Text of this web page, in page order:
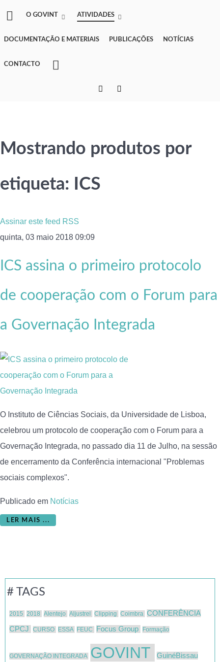
O GOVINT ATIVIDADES
DOCUMENTAÇÃO E MATERIAIS PUBLICAÇÕES NOTÍCIAS
CONTACTO
Mostrando produtos por
etiqueta: ICS
Assinar este feed RSS
quinta, 03 maio 2018 09:09
ICS assina o primeiro protocolo
de cooperação com o Forum para
a Governação Integrada
O Instituto de Ciências Sociais, da Universidade de Lisboa,
celebrou um protocolo de cooperação com o Forum para a
Governação Integrada, no passado dia 11 de Julho, na sessão
de encerramento da Conferência internacional "Problemas
sociais complexos".
Publicado em Notícias
LER MAIS ...
# TAGS
2015 2018 Alentejo Aljustrel Clipping Coimbra CONFERÊNCIA
CPCJ
CURSO ESSA FEUC Focus Group Formação
GOVERNAÇÃO INTEGRADA GOVINT GuinéBissau